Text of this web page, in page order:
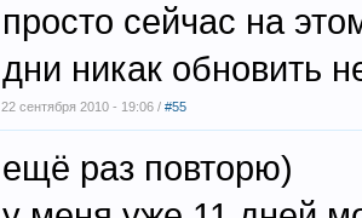
просто сейчас на
дни никак обновить
22 сентября 2010 - 19:06 / #55
ещё раз повторю)